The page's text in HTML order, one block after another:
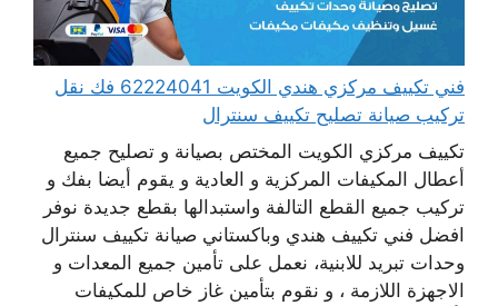
فني تكييف مركزي هندي الكويت 62224041 فك نقل
تركيب صيانة تصليح تكييف سنترال
تكييف مركزي الكويت المختص بصيانة و تصليح جميع
أعطال المكيفات المركزية و العادية و يقوم أيضا بفك و
تركيب جميع القطع التالفة واستبدالها بقطع جديدة نوفر
افضل فني تكييف هندي وباكستاني صيانة تكييف سنترال
وحدات تبريد للابنية، نعمل على تأمين جميع المعدات و
الاجهزة اللازمة ، و نقوم بتأمين غاز خاص للمكيفات